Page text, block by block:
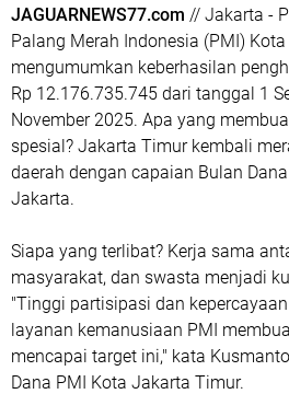
JAGUARNEWS77.com // Jakarta -
Palang Merah Indonesia (PMI)
mengumumkan keberhasilan
Rp 12.176.735.745 dari tanggal 1
November 2025. Apa yang
spesial? Jakarta Timur kembali
daerah dengan capaian Bulan
Jakarta.
Siapa yang terlibat? Kerja sama
masyarakat, dan swasta menjadi
"Tinggi partisipasi dan
layanan kemanusiaan PMI
mencapai target ini," kata
Dana PMI Kota Jakarta Timur.